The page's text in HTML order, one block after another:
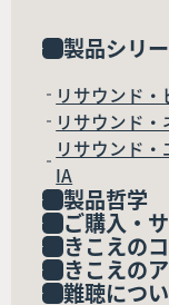
製品シリ
リサウンド
リサウンド
リサウンド
IA
製品哲学
ご購入・
きこえの
きこえの
難聴につ